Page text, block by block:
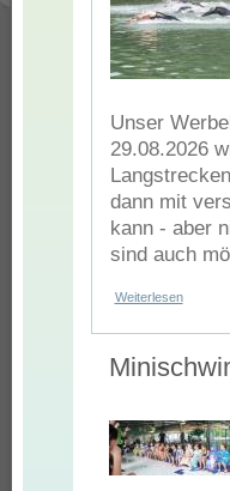
Unser
29.08.2026
dann mit
kann - aber
sind auch
Weiterlesenüber